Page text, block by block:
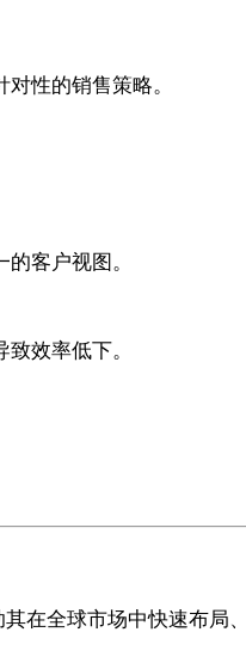
性的销售策略。
客户视图。
效率低下。
在全球市场中快速布局